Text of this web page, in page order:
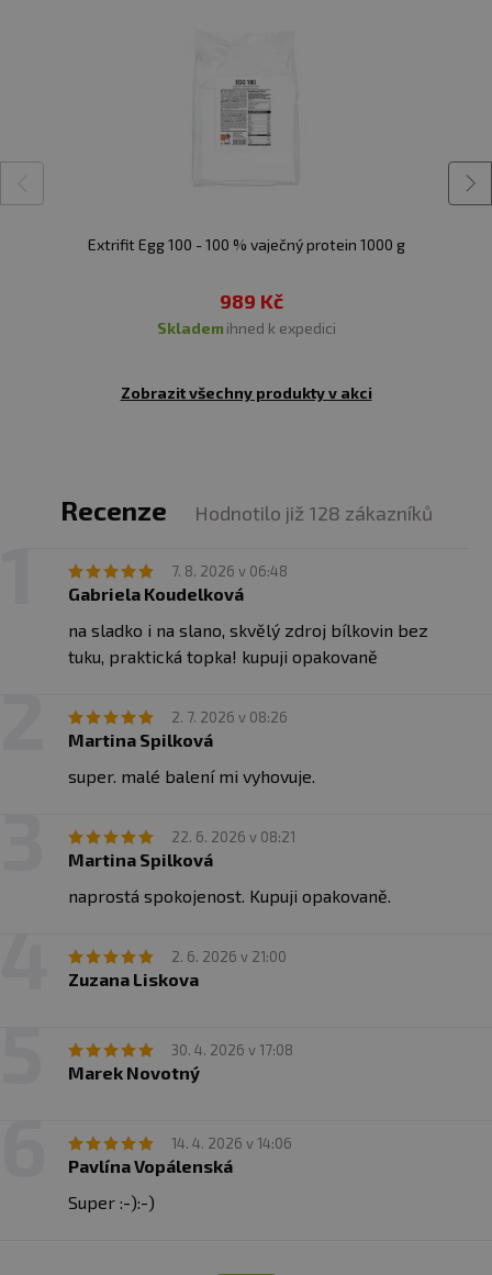
Extrifit Egg 100 - 100 % vaječný protein 1000 g
989 Kč
skladem ihned k expedici
Zobrazit všechny produkty v akci
Recenze Hodnotilo již 128 zákazníků
7. 8. 2026 v 06:48
Gabriela Koudelková
na sladko i na slano, skvělý zdroj bílkovin bez
tuku, praktická topka! kupuji opakovaně
2. 7. 2026 v 08:26
Martina Spilková
super. malé balení mi vyhovuje.
22. 6. 2026 v 08:21
Martina Spilková
naprostá spokojenost. Kupuji opakovaně.
2. 6. 2026 v 21:00
Zuzana Liskova
30. 4. 2026 v 17:08
Marek Novotný
14. 4. 2026 v 14:06
Pavlína Vopálenská
Super :-):-)